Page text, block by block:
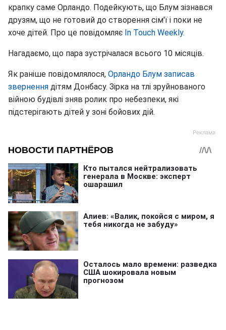
крапку саме Орландо. Подейкують, що Блум зізнався
друзям, що не готовий до створення сім'ї і поки не
хоче дітей. Про це повідомляє In Touch Weekly.
Нагадаємо, що пара зустрічалася всього 10 місяців.
Як раніше повідомлялося, Орландо Блум записав
звернення дітям Донбасу. Зірка на тлі зруйнованого
війною будівлі зняв ролик про небезпеки, які
підстерігають дітей у зоні бойових дій.